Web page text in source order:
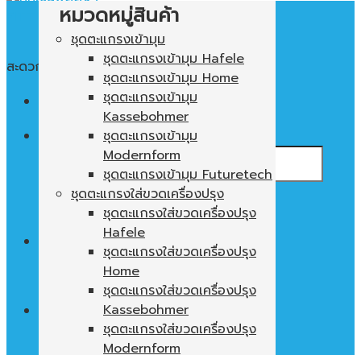
สะดวก ใช้งานง่าย พื้นที่ในตู้ไม่เปล่าประโยชน์
ไม่มีสินค้าในตะกร้า
ตะกร้าสินค้า
หมวดหมู่สินค้า
ชุดตะแกรงเข้ามุม
ชุดตะแกรงเข้ามุม Hafele
ชุดตะแกรงเข้ามุม Home
ชุดตะแกรงเข้ามุม
Kassebohmer
ชุดตะแกรงเข้ามุม
Modernform
ชุดตะแกรงเข้ามุม Futuretech
ชุดตะแกรงใส่ขวดเครื่องปรุง
ชุดตะแกรงใส่ขวดเครื่องปรุง
Hafele
ชุดตะแกรงใส่ขวดเครื่องปรุง
Home
ชุดตะแกรงใส่ขวดเครื่องปรุง
Kassebohmer
ชุดตะแกรงใส่ขวดเครื่องปรุง
Modernform